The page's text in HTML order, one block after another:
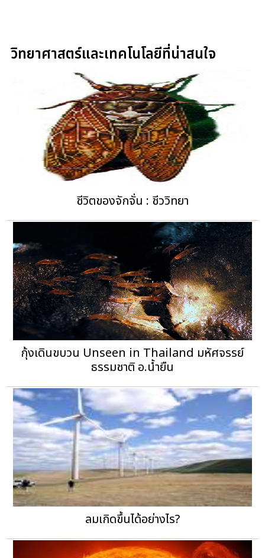
วิทยาศาสตร์และเทคโนโลยีที่น่าสนใจ
ชีวิตของจักจั่น : ชีววิทยา
กุ้งเดินขบวน Unseen in Thailand มหัศจรรย์
ธรรมชาติ อ.น้ำยืน
ลมเกิดขึ้นได้อย่างไร?